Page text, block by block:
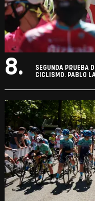
8.
SEGUNDA PRUEBA
CICLISMO. PABLO